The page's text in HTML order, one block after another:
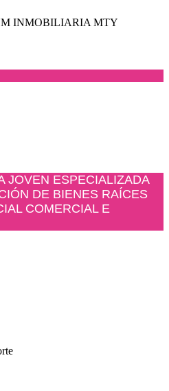
INMOBILIARIA MTY
JOVEN ESPECIALIZADA
DE BIENES RAÍCES
COMERCIAL E